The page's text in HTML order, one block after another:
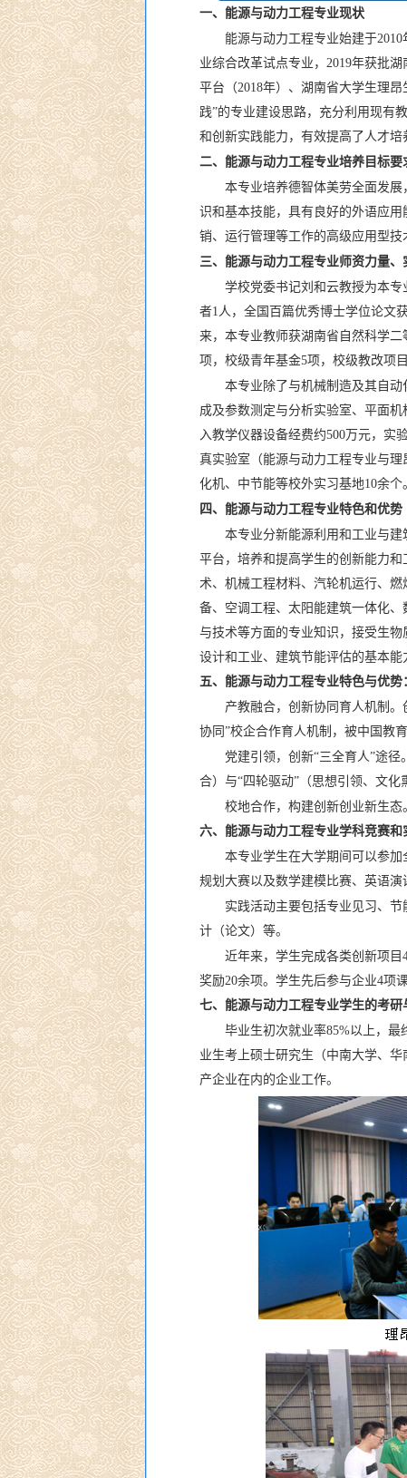
一、能源与动力工程专业现状
能源与动力工程专业始建于
业综合改革试点专业，2019年获批
平台（2018年）、湖南省大学生理
践”的专业建设思路，充分利用现有
和创新实践能力，有效提高了人才培
二、能源与动力工程专业培养目标要
本专业培养德智体美劳全面发
识和基本技能，具有良好的外语应
销、运行管理等工作的高级应用型技
三、能源与动力工程专业师资力量、
学校党委书记刘和云教授为本
者1人，全国百篇优秀博士学位论文
来，本专业教师获湖南省自然科学
项，校级青年基金5项，校级教改项
本专业除了与机械制造及其自
成及参数测定与分析实验室、平面
入教学仪器设备经费约500万元，实
真实验室（能源与动力工程专业与
化机、中节能等校外实习基地10余
四、能源与动力工程专业特色和优势
本专业分新能源利用和工业与
平台，培养和提高学生的创新能力
术、机械工程材料、汽轮机运行、
备、空调工程、太阳能建筑一体化
与技术等方面的专业知识，接受生
设计和工业、建筑节能评估的基本能
五、能源与动力工程专业特色与优势
产教融合，创新协同育人机制
协同”校企合作育人机制，被中国教
党建引领，创新“三全育人”途
合）与“四轮驱动”（思想引领、文化
校地合作，构建创新创业新生态
六、能源与动力工程专业学科竞赛和
本专业学生在大学期间可以参
规划大赛以及数学建模比赛、英语演
实践活动主要包括专业见习、
计（论文）等。
近年来，学生完成各类创新项目
奖励20余项。学生先后参与企业4项
七、能源与动力工程专业学生的考研
毕业生初次就业率85%以上，最
业生考上硕士研究生（中南大学、
产企业在内的企业工作。